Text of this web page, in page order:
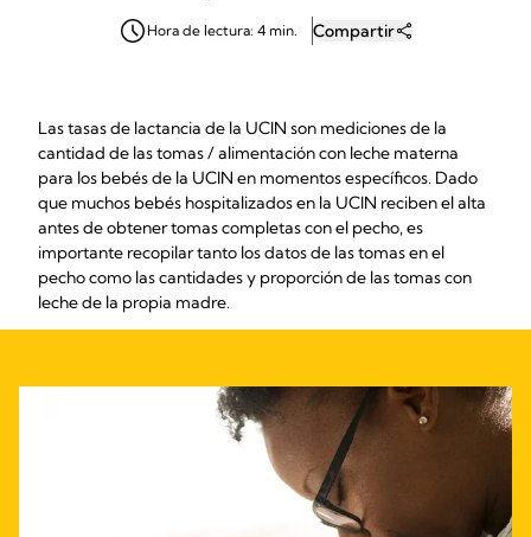
Hora de lectura: 4 min. Compartir
Las tasas de lactancia de la UCIN son mediciones de la
cantidad de las tomas / alimentación con leche materna
para los bebés de la UCIN en momentos específicos. Dado
que muchos bebés hospitalizados en la UCIN reciben el alta
antes de obtener tomas completas con el pecho, es
importante recopilar tanto los datos de las tomas en el
pecho como las cantidades y proporción de las tomas con
leche de la propia madre.